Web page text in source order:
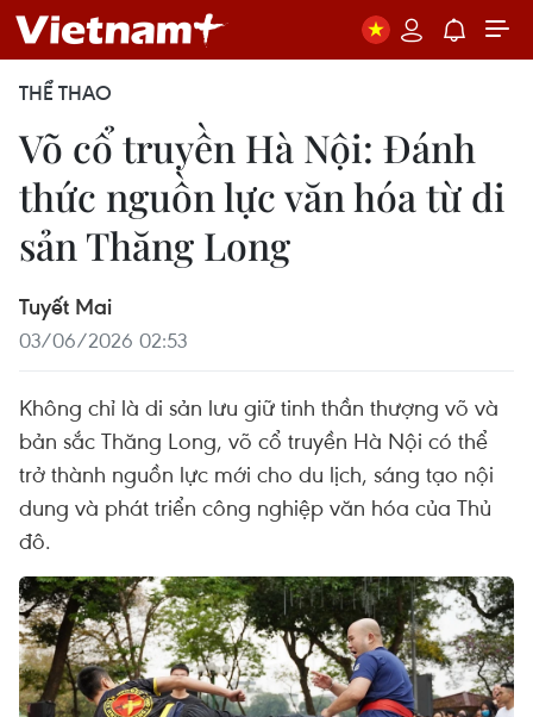
THỂ THAO
Võ cổ truyền Hà Nội: Đánh
thức nguồn lực văn hóa từ di
sản Thăng Long
Tuyết Mai
03/06/2026 02:53
Không chỉ là di sản lưu giữ tinh thần thượng võ và
bản sắc Thăng Long, võ cổ truyền Hà Nội có thể
trở thành nguồn lực mới cho du lịch, sáng tạo nội
dung và phát triển công nghiệp văn hóa của Thủ
đô.